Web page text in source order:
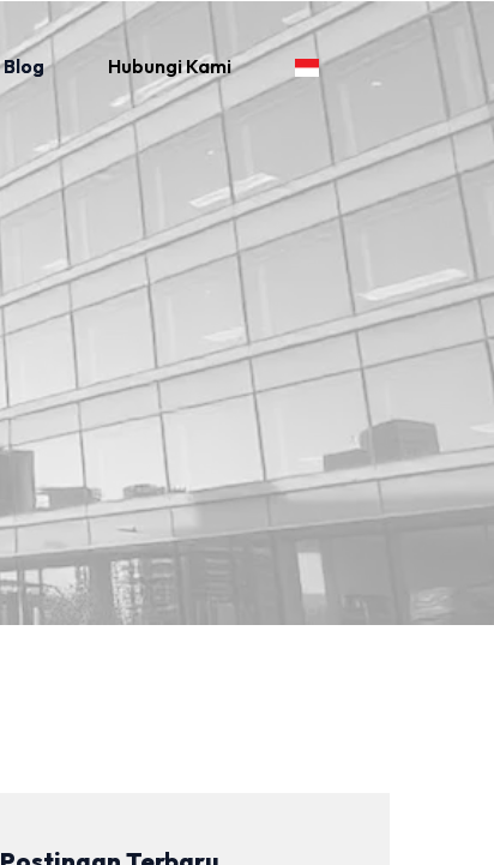
Blog Hubungi Kami